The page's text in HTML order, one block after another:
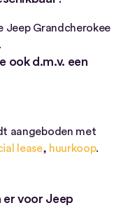
Jeep Grandcherokee
ook d.m.v. een
aangeboden met
lease, huurkoop.
er voor Jeep